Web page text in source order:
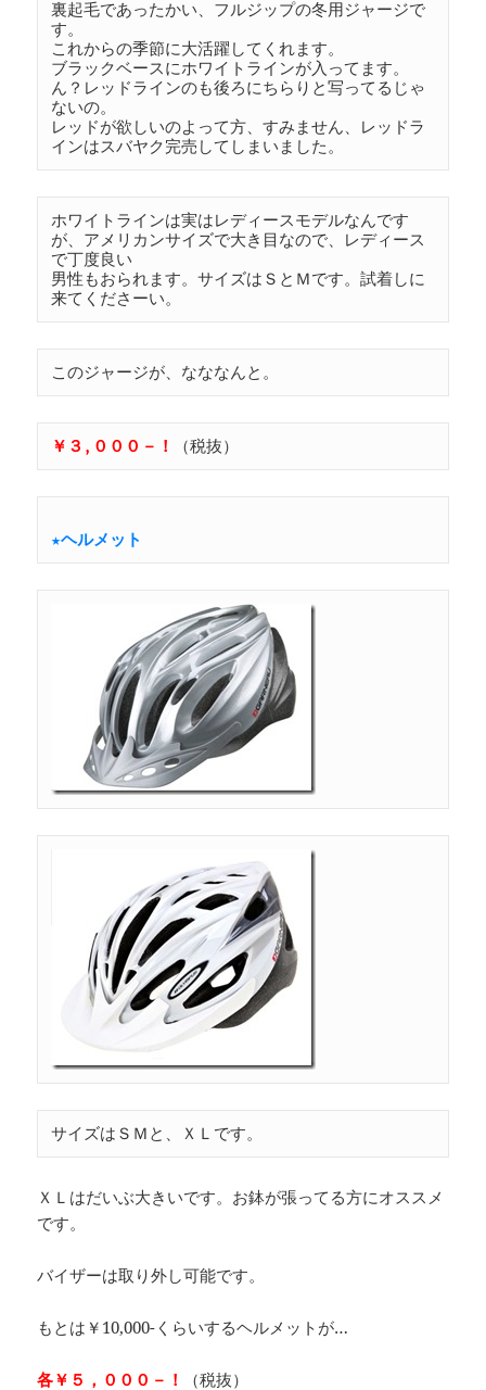
裏起毛であったかい、フルジップの冬用ジャージで
す。
これからの季節に大活躍してくれます。
ブラックベースにホワイトラインが入ってます。
ん？レッドラインのも後ろにちらりと写ってるじゃ
ないの。
レッドが欲しいのよって方、すみません、レッドラ
インはスバヤク完売してしまいました。
ホワイトラインは実はレディースモデルなんです
が、アメリカンサイズで大き目なので、レディース
で丁度良い
男性もおられます。サイズはＳとＭです。試着しに
来てくださーい。
このジャージが、なななんと。
￥３,０００－！ （税抜）
★ヘルメット
サイズはＳＭと、ＸＬです。
ＸＬはだいぶ大きいです。お鉢が張ってる方にオススメ
です。
バイザーは取り外し可能です。
もとは￥10,000-くらいするヘルメットが…
各￥５，０００－！ （税抜）